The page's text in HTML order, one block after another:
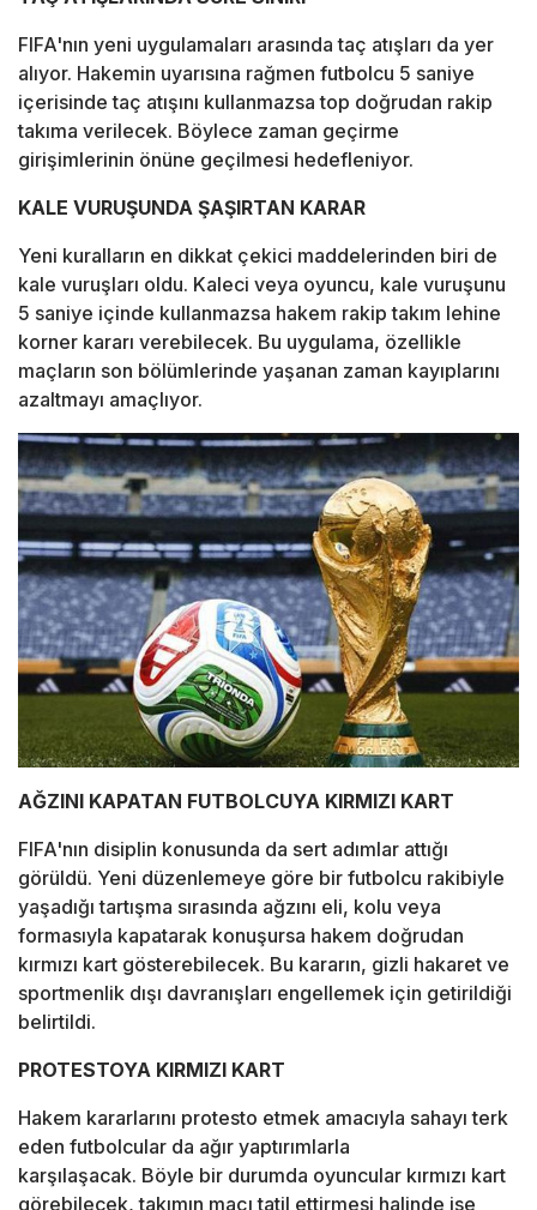
FIFA'nın yeni uygulamaları arasında taç atışları da yer
alıyor. Hakemin uyarısına rağmen futbolcu 5 saniye
içerisinde taç atışını kullanmazsa top doğrudan rakip
takıma verilecek. Böylece zaman geçirme
girişimlerinin önüne geçilmesi hedefleniyor.
KALE VURUŞUNDA ŞAŞIRTAN KARAR
Yeni kuralların en dikkat çekici maddelerinden biri de
kale vuruşları oldu. Kaleci veya oyuncu, kale vuruşunu
5 saniye içinde kullanmazsa hakem rakip takım lehine
korner kararı verebilecek. Bu uygulama, özellikle
maçların son bölümlerinde yaşanan zaman kayıplarını
azaltmayı amaçlıyor.
AĞZINI KAPATAN FUTBOLCUYA KIRMIZI KART
FIFA'nın disiplin konusunda da sert adımlar attığı
görüldü. Yeni düzenlemeye göre bir futbolcu rakibiyle
yaşadığı tartışma sırasında ağzını eli, kolu veya
formasıyla kapatarak konuşursa hakem doğrudan
kırmızı kart gösterebilecek. Bu kararın, gizli hakaret ve
sportmenlik dışı davranışları engellemek için getirildiği
belirtildi.
PROTESTOYA KIRMIZI KART
Hakem kararlarını protesto etmek amacıyla sahayı terk
eden futbolcular da ağır yaptırımlarla
karşılaşacak. Böyle bir durumda oyuncular kırmızı kart
görebilecek, takımın maçı tatil ettirmesi halinde ise